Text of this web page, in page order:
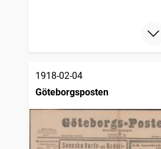
1918-02-04
Göteborgsposten